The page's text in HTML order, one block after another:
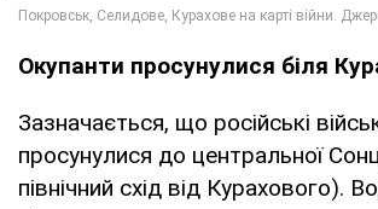
Окупанти просунулися біля
Зазначається, що російські
просунулися до центральної
північний схід від Курахового).